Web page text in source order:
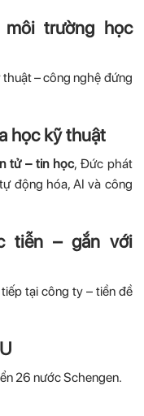
trường học
– công nghệ đứng
học kỹ thuật
tử – tin học, Đức phát
động hóa, AI và công
tiễn – gắn với
tại công ty – tiền đề
26 nước Schengen.